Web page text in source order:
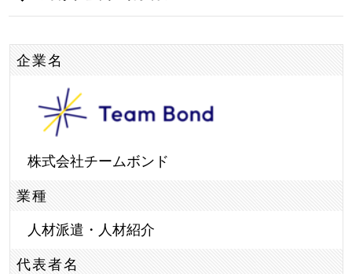
企業名
株式会社チームボンド
業種
人材派遣・人材紹介
代表者名